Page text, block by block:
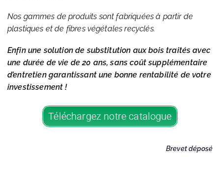
Nos gammes de produits sont fabriquées à partir de
plastiques et de fibres végétales recyclés.
Enfin une solution de substitution aux bois traités avec
une durée de vie de 20 ans, sans coût supplémentaire
d’entretien garantissant une bonne rentabilité de votre
investissement !
Téléchargez notre catalogue
Brevet déposé